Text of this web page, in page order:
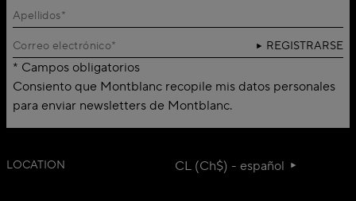
REGISTRARSE
* Campos obligatorios
Consiento que Montblanc recopile mis datos personales
para enviar newsletters de Montblanc.
LOCATION CL (Ch$) - español